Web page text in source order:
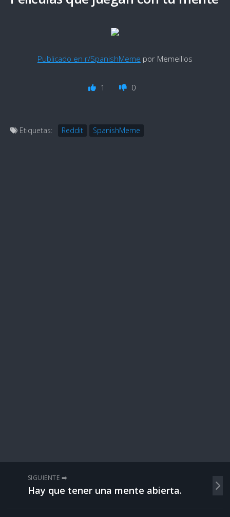
Publicado en r/SpanishMeme por Memeillos
1 0
Etiquetas: Reddit SpanishMeme
SIGUIENTE ➡️
Hay que tener una mente abierta.